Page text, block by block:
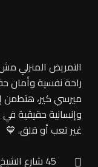
التمريض المنزلي
راحة نفسية وأمان
ميرسي كير، هتطمن
غير تعب أو قلق. 💙